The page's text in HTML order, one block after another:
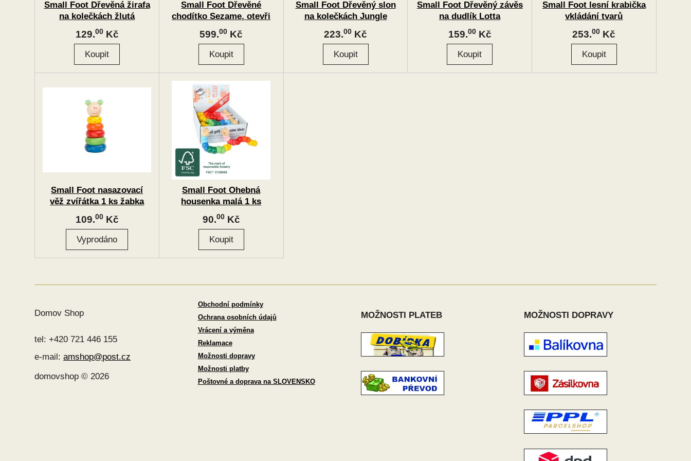
Small Foot Dřevěná žirafa
na kolečkách žlutá
129.00Kč
Small Foot Dřevěné
chodítko Sezame, otevři
se
599.00 Kč
Small Foot Dřevěný slon
na kolečkách Jungle
223.00 Kč
Small Foot Dřevěný závěs
na dudlík Lotta
159.00Kč
Small Foot lesní krabička
vkládání tvarů
253.00 Kč
Small Foot nasazovací
věž zvířátka 1 ks žabka
109.00Kč
Small Foot Ohebná
housenka malá 1 ks
90.00Kč
Domov Shop
tel: +420 721 446 155
e-mail:amshop@post.cz
domovshop © 2026
Obchodní podmínky
Ochrana osobních údajů
Vrácení a výměna
Reklamace
Možnosti dopravy
Možnosti platby
Poštovné a doprava na SLOVENSKO
MOŽNOSTI PLATEB MOŽNOSTI DOPRAVY